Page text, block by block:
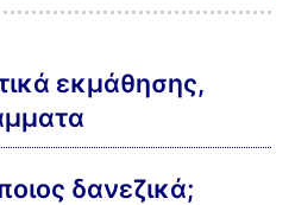
εκμάθησης,
δανεζικά;